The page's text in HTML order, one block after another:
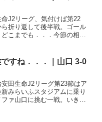
命J2リーグ、気付けば第22
折り返して後半戦。ゴール
こまでも．．．今節の相手
ディオ山形。アウェイNDソ
ムに乗...
すね．．．｜山口 3-0
田生命J2リーグ第23節はア
みらいふスタジアムに乗り
ァ山口に挑む一戦。いきな